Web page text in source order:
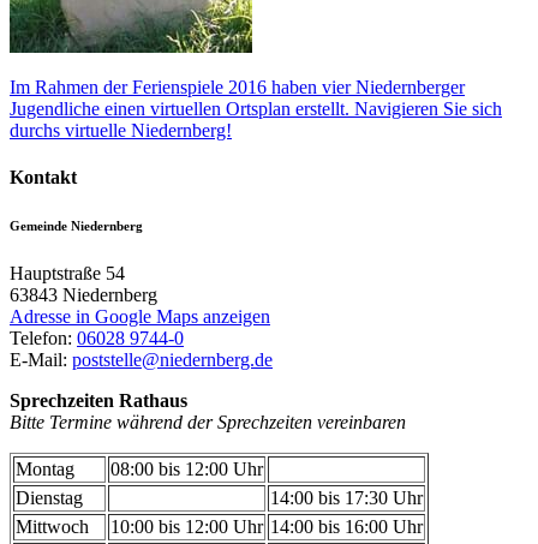
Im Rahmen der Ferienspiele 2016 haben vier Niedernberger
Jugendliche einen virtuellen Ortsplan erstellt. Navigieren Sie sich
durchs virtuelle Niedernberg!
Kontakt
Gemeinde Niedernberg
Hauptstraße 54
63843 Niedernberg
Adresse in Google Maps anzeigen
Telefon: 06028 9744-0
E-Mail: poststelle@niedernberg.de
Sprechzeiten Rathaus
Bitte Termine während der Sprechzeiten vereinbaren
Montag
08:00 bis 12:00 Uhr
Dienstag
14:00 bis 17:30 Uhr
Mittwoch
10:00 bis 12:00 Uhr 14:00 bis 16:00 Uhr